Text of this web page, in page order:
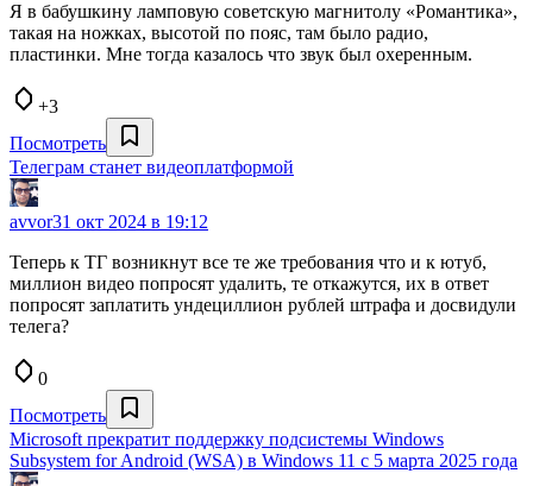
Я в бабушкину ламповую советскую магнитолу «Романтика»,
такая на ножках, высотой по пояс, там было радио,
пластинки. Мне тогда казалось что звук был охеренным.
+3
Посмотреть
Телеграм станет видеоплатформой
avvor31 окт 2024 в 19:12
Теперь к ТГ возникнут все те же требования что и к ютуб,
миллион видео попросят удалить, те откажутся, их в ответ
попросят заплатить ундециллион рублей штрафа и досвидули
телега?
0
Посмотреть
Microsoft прекратит поддержку подсистемы Windows
Subsystem for Android (WSA) в Windows 11 с 5 марта 2025 года